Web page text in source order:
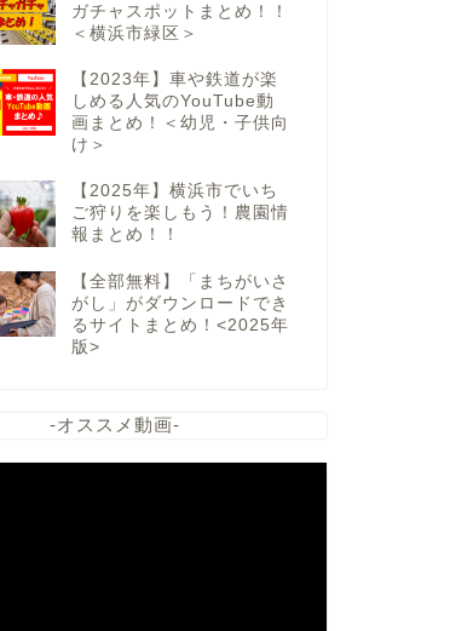
ガチャスポットまとめ！！
＜横浜市緑区＞
【2023年】車や鉄道が楽
しめる人気のYouTube動
画まとめ！＜幼児・子供向
け＞
【2025年】横浜市でいち
ご狩りを楽しもう！農園情
報まとめ！！
【全部無料】「まちがいさ
がし」がダウンロードでき
るサイトまとめ！<2025年
版>
-オススメ動画-